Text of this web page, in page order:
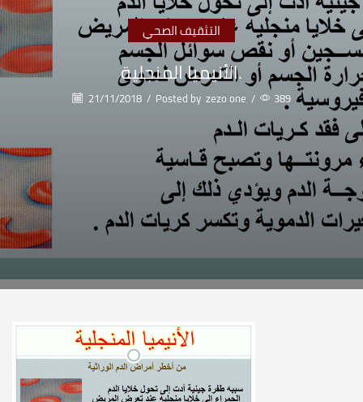
التثقيف الصحي
الأنيميا المنجلية.
21/11/2018 / Posted by zezo one / 389